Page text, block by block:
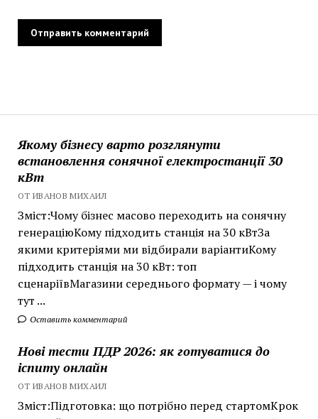
Якому бізнесу варто розглянути
встановлення сонячної електростанції 30
кВт
ОТ ИВАНОВ МИХАИЛ
Зміст:Чому бізнес масово переходить на сонячну
генераціюКому підходить станція на 30 кВтЗа
якими критеріями ми відбирали варіантиКому
підходить станція на 30 кВт: топ
сценаріївМагазини середнього формату — і чому
тут ...
Оставить комментарий
Нові тести ПДР 2026: як готуватися до
іспиту онлайн
ОТ ИВАНОВ МИХАИЛ
Зміст:Підготовка: що потрібно перед стартомКрок